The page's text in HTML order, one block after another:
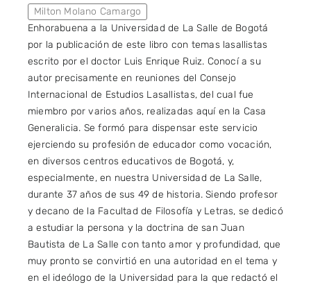
Milton Molano Camargo
Enhorabuena a la Universidad de La Salle de Bogotá
por la publicación de este libro con temas lasallistas
escrito por el doctor Luis Enrique Ruiz. Conocí a su
autor precisamente en reuniones del Consejo
Internacional de Estudios Lasallistas, del cual fue
miembro por varios años, realizadas aquí en la Casa
Generalicia. Se formó para dispensar este servicio
ejerciendo su profesión de educador como vocación,
en diversos centros educativos de Bogotá, y,
especialmente, en nuestra Universidad de La Salle,
durante 37 años de sus 49 de historia. Siendo profesor
y decano de la Facultad de Filosofía y Letras, se dedicó
a estudiar la persona y la doctrina de san Juan
Bautista de La Salle con tanto amor y profundidad, que
muy pronto se convirtió en una autoridad en el tema y
en el ideólogo de la Universidad para la que redactó el